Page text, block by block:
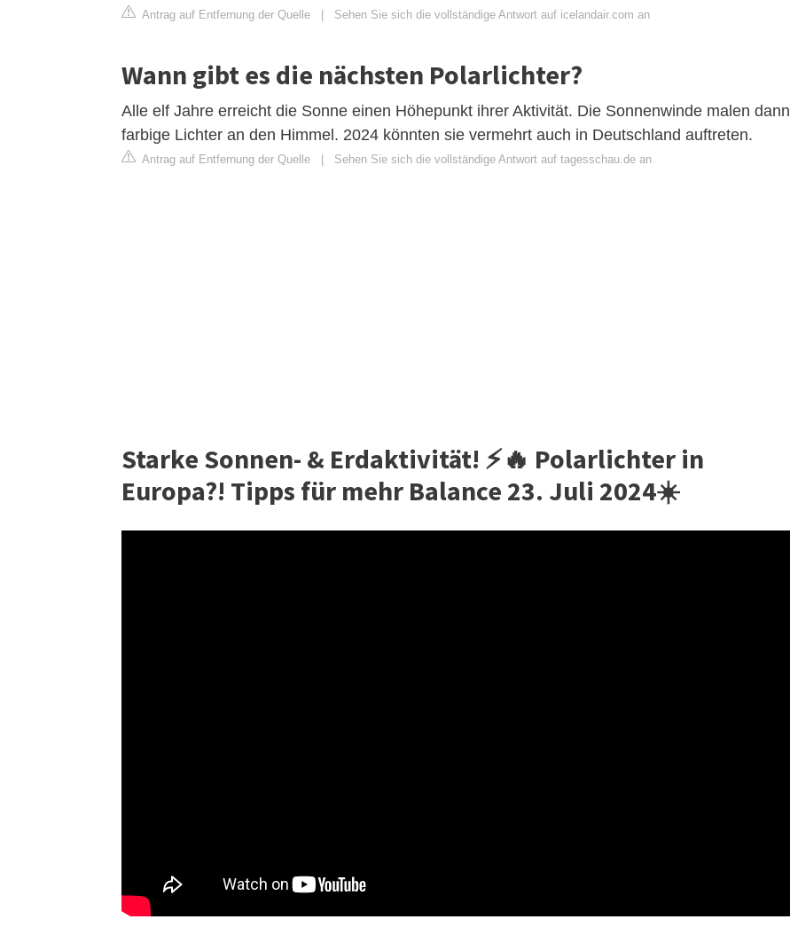
Antrag auf Entfernung der Quelle Sehen Sie sich die vollständige Antwort auf icelandair.com an
Wann gibt es die nächsten Polarlichter?
Alle elf Jahre erreicht die Sonne einen Höhepunkt ihrer Aktivität. Die Sonnenwinde malen dann
farbige Lichter an den Himmel. 2024 könnten sie vermehrt auch in Deutschland auftreten.
Antrag auf Entfernung der Quelle Sehen Sie sich die vollständige Antwort auf tagesschau.de an
Starke Sonnen- & Erdaktivität! ⚡️🔥 Polarlichter in
Europa?! Tipps für mehr Balance 23. Juli 2024☀️